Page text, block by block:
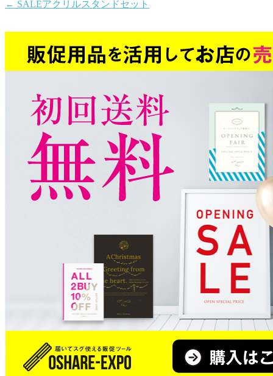
投
← SALEアクリルスタンドセット